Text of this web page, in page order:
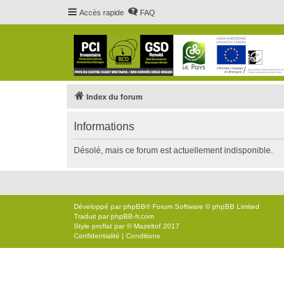
Accès rapide FAQ
Index du forum
Informations
Désolé, mais ce forum est actuellement indisponible.
Développé parphpBB® Forum Software © phpBB Limited
Traduit parphpBB-fr.com
Style proflat par ©Mazeltof 2017
Confidentialité | Conditions